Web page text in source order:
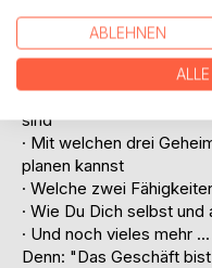
umsetzbaren,
Zufriedenheit an
Du erfährst unter
· Welche drei
sind
· Mit welchen drei
planen kannst
· Welche zwei
· Wie Du Dich selbst
· Und noch vieles mehr ...
Denn: "Das Geschäft
ABLEHNEN